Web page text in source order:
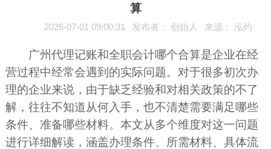
算
2026-07-01 09:00:31 发布者： 创始人 来源： 泓灼
广州代理记账和全职会计哪个合算是企业在经
营过程中经常会遇到的实际问题。对于很多初次办
理的企业来说，由于缺乏经验和对相关政策的不了
解，往往不知道从何入手，也不清楚需要满足哪些
条件、准备哪些材料。本文从多个维度对这一问题
进行详细解读，涵盖办理条件、所需材料、具体流